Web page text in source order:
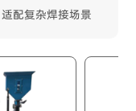
适配复杂焊接场景